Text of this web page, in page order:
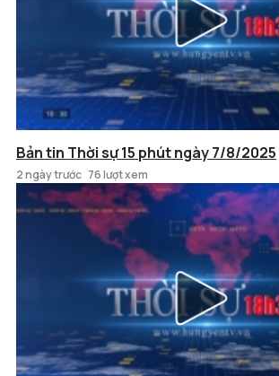
Bản tin Thời sự 15 phút ngày 7/8/2025
2 ngày trước 76 lượt xem